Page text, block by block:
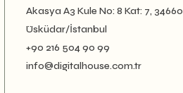
Akasya A3 Kule No: 8 Kat: 7, 34660
Üsküdar/İstanbul
+90 216 504 90 99
info@digitalhouse.com.tr